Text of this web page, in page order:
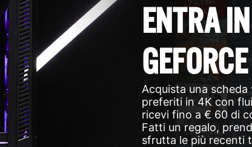
ENTRA
Acquista una
preferiti in 4K con
ricevi fino a € 60 di
Fatti un regalo,
sfrutta le più recenti